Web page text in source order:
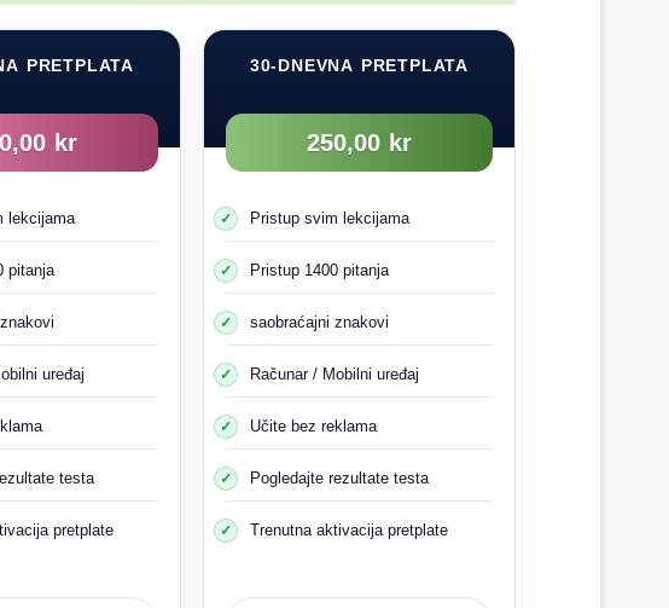
PRETPLATA
kr
lekcijama
pitanja
uređaj
testa
pretplate
30-DNEVNA PRETPLATA
250,00 kr
Pristup svim lekcijama
Pristup 1400 pitanja
saobraćajni znakovi
Računar / Mobilni uređaj
Učite bez reklama
Pogledajte rezultate testa
Trenutna aktivacija pretplate